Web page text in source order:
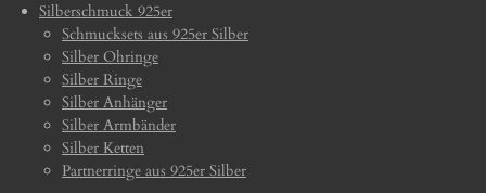
Silberschmuck 925er
Schmucksets aus 925er Silber
Silber Ohringe
Silber Ringe
Silber Anhänger
Silber Armbänder
Silber Ketten
Partnerringe aus 925er Silber